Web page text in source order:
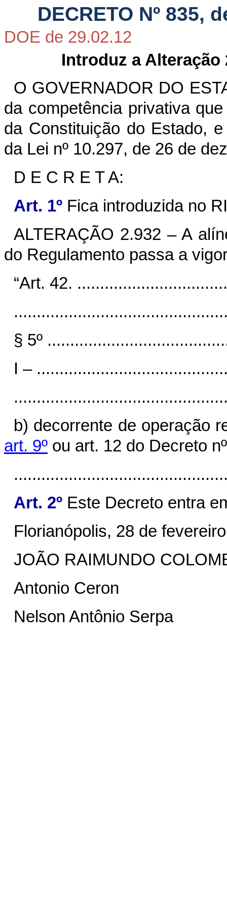
DECRETO Nº 835,
DOE de 29.02.12
Introduz a Alteração
O GOVERNADOR DO
da competência privativa
da Constituição do Estado,
da Lei nº 10.297, de 26 de
D E C R E T A:
Art. 1ºFica introduzida no
ALTERAÇÃO 2.932– A
do Regulamento passa a
“Art. 42.
§ 5º
I –
b) decorrente de operação
art. 9º ou art. 12 do Decreto
Art. 2ºEste Decreto entra
Florianópolis, 28 de
JOÃO RAIMUNDO
Antonio Ceron
Nelson Antônio Serpa